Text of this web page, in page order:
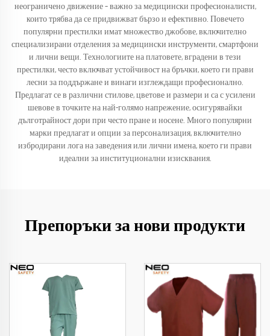
неограничено движение – важно за медицински професионалисти,
които трябва да се придвижват бързо и ефективно. Повечето
популярни престилки имат множество джобове, включително
специализирани отделения за медицински инструменти, смартфони
и лични вещи. Технологиите на платовете, вградени в тези
престилки, често включват устойчивост на бръчки, което ги прави
лесни за поддържане и винаги изглеждащи професионално.
Предлагат се в различни стилове, цветове и размери и са с усилени
шевове в точките на най-голямо напрежение, осигурявайки
дълготрайност дори при често пране и носене. Много популярни
марки предлагат и опции за персонализация, включително
избродирани лога на заведения или лични имена, което ги прави
идеални за институционални изисквания.
Препоръки за нови продукти